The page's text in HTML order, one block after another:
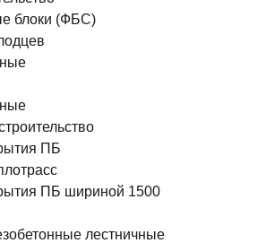
блоки (ФБС)
ПБ
ПБ шириной 1500
лестничные